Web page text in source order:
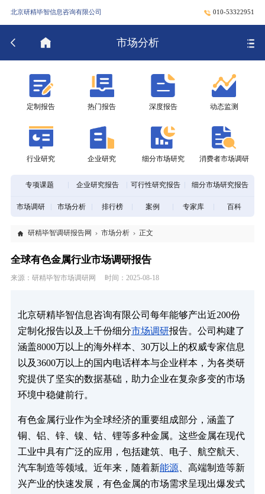
北京研精毕智信息咨询有限公司 010-53322951
市场分析
定制报告 热门报告 深度报告 动态监测
行业研究 企业研究 细分市场研究 消费者市场调研
专项课题 企业研究报告 可行性研究报告 细分市场研究报告
市场调研 市场分析 排行榜 案例 专家库 百科
研精毕智调研报告网 市场分析 正文
全球有色金属行业市场调研报告
来源：研精毕智市场调研网 时间：2025-08-18
北京研精毕智信息咨询有限公司每年能够产出近200份
定制化报告以及上千份细分市场调研报告。公司构建了
涵盖8000万以上的海外样本、30万以上的权威专家信息
以及3600万以上的国内电话样本与企业样本，为各类研
究提供了坚实的数据基础，助力企业在复杂多变的市场
环境中稳健前行。
有色金属行业作为全球经济的重要组成部分，涵盖了
铜、铝、锌、镍、钴、锂等多种金属。这些金属在现代
工业中具有广泛的应用，包括建筑、电子、航空航天、
汽车制造等领域。近年来，随着新能源、高端制造等新
兴产业的快速发展，有色金属的市场需求呈现出爆发式